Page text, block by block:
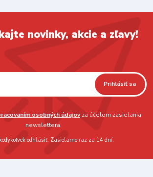
novinky, akcie a zľavy!
Prihlásiť sa
osobných údajovza účelom zasielania
newslettera.
odhlásiť. Zasielame raz za 14 dní.